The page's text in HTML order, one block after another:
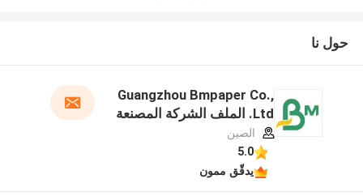
حول نا
Guangzhou Bmpaper Co.,
Ltd. الملف الشركة المصنعة
الصين
5.0
يدقّق ممون